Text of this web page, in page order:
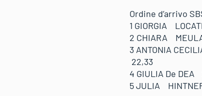
Ordine d’arrivo
1 GIORGIA
2 CHIARA
3 ANTONIA
22,33
4 GIULIA De
5 JULIA